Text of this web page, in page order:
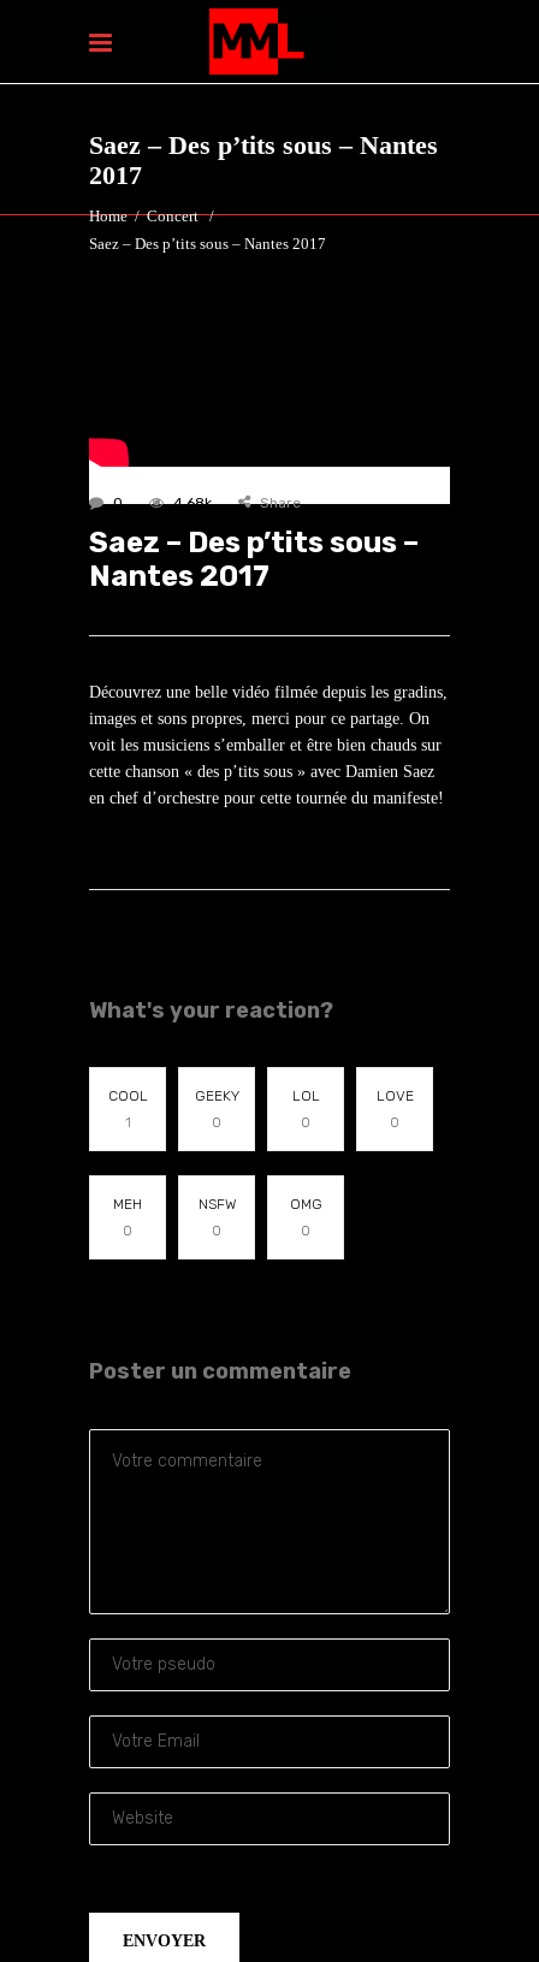
Saez – Des p’tits sous – Nantes
2017
Home/Concert /
Saez – Des p’tits sous – Nantes 2017
0 4.68k Share
Saez – Des p’tits sous –
Nantes 2017
Découvrez une belle vidéo filmée depuis les gradins,
images et sons propres, merci pour ce partage. On
voit les musiciens s’emballer et être bien chauds sur
cette chanson « des p’tits sous » avec Damien Saez
en chef d’orchestre pour cette tournée du manifeste!
What's your reaction?
COOL
1
GEEKY
0
LOL
0
LOVE
0
MEH
0
NSFW
0
OMG
0
Poster un commentaire